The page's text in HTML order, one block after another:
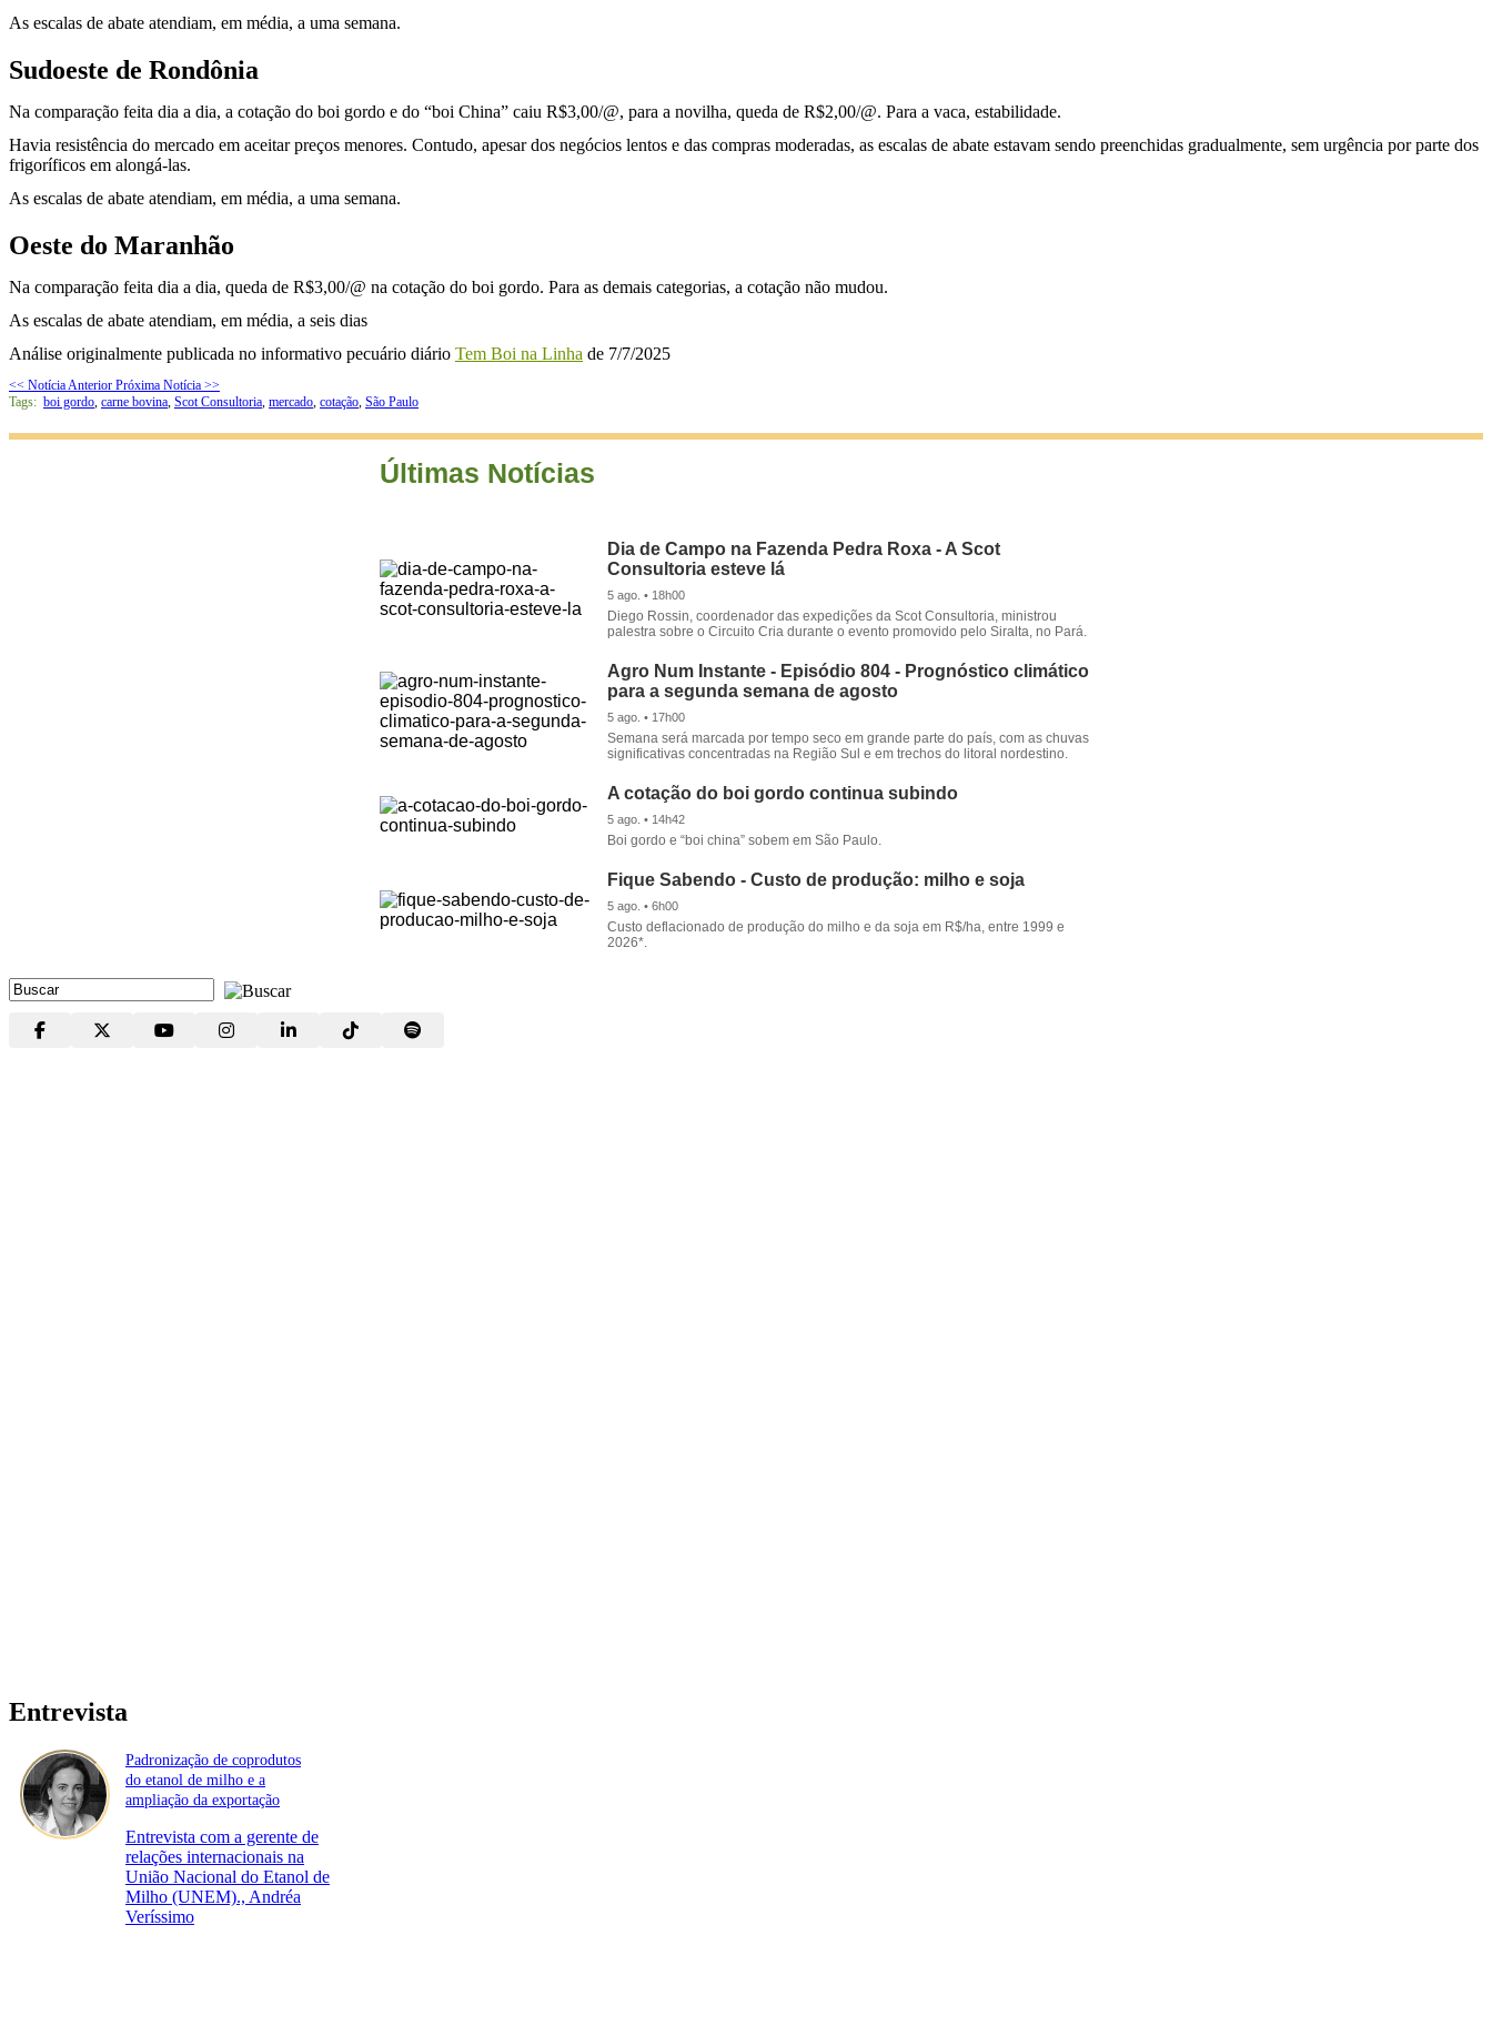
As escalas de abate atendiam, em média, a uma semana.
Sudoeste de Rondônia
Na comparação feita dia a dia, a cotação do boi gordo e do “boi China” caiu R$3,00/@, para a novilha, queda de R$2,00/@. Para a vaca, estabilidade.
Havia resistência do mercado em aceitar preços menores. Contudo, apesar dos negócios lentos e das compras moderadas, as escalas de abate estavam sendo preenchidas gradualmente, sem urgência por parte dos
frigoríficos em alongá-las.
As escalas de abate atendiam, em média, a uma semana.
Oeste do Maranhão
Na comparação feita dia a dia, queda de R$3,00/@ na cotação do boi gordo. Para as demais categorias, a cotação não mudou.
As escalas de abate atendiam, em média, a seis dias
Análise originalmente publicada no informativo pecuário diário Tem Boi na Linha de 7/7/2025
<< Notícia Anterior Próxima Notícia >>
Tags: boi gordo carne bovina Scot Consultoria mercado cotação São Paulo
Últimas Notícias
Dia de Campo na Fazenda Pedra Roxa - A Scot
Consultoria esteve lá
5 ago. • 18h00
Diego Rossin, coordenador das expedições da Scot Consultoria, ministrou
palestra sobre o Circuito Cria durante o evento promovido pelo Siralta, no Pará.
Agro Num Instante - Episódio 804 - Prognóstico climático
para a segunda semana de agosto
5 ago. • 17h00
Semana será marcada por tempo seco em grande parte do país, com as chuvas
significativas concentradas na Região Sul e em trechos do litoral nordestino.
A cotação do boi gordo continua subindo
5 ago. • 14h42
Boi gordo e “boi china” sobem em São Paulo.
Fique Sabendo - Custo de produção: milho e soja
5 ago. • 6h00
Custo deflacionado de produção do milho e da soja em R$/ha, entre 1999 e
2026*.
Entrevista
Padronização de coprodutos
do etanol de milho e a
ampliação da exportação
Entrevista com a gerente de
relações internacionais na
União Nacional do Etanol de
Milho (UNEM)., Andréa
Veríssimo